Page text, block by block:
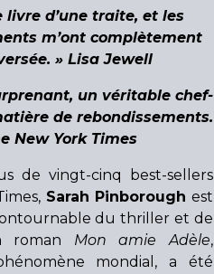
livre d’une traite, et les
m’ont complètement
» Lisa Jewell
un véritable chef-
de rebondissements.
New York Times
de vingt-cinq best-sellers
Sarah Pinborough est
du thriller et de
roman Mon amie Adèle,
mondial, a été